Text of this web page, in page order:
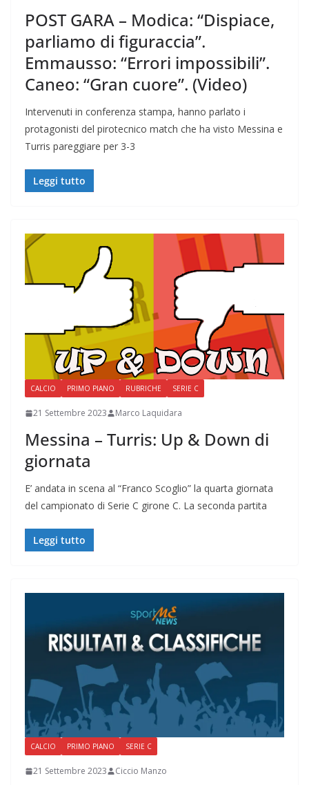
POST GARA – Modica: “Dispiace,
parliamo di figuraccia”.
Emmausso: “Errori impossibili”.
Caneo: “Gran cuore”. (Video)
Intervenuti in conferenza stampa, hanno parlato i
protagonisti del pirotecnico match che ha visto Messina e
Turris pareggiare per 3-3
Leggi tutto
CALCIO PRIMO PIANO RUBRICHE SERIE C
21 Settembre 2023 Marco Laquidara
Messina – Turris: Up & Down di
giornata
E’ andata in scena al “Franco Scoglio” la quarta giornata
del campionato di Serie C girone C. La seconda partita
Leggi tutto
CALCIO PRIMO PIANO SERIE C
21 Settembre 2023 Ciccio Manzo